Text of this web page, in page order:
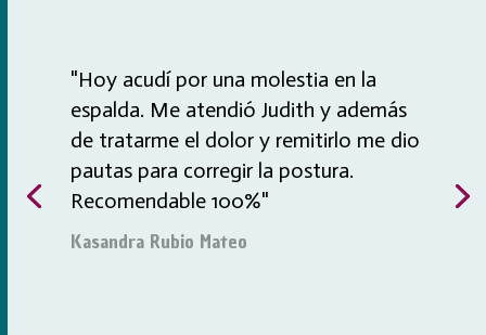
"Hoy acudí por una molestia en la
espalda. Me atendió Judith y además
de tratarme el dolor y remitirlo me dio
pautas para corregir la postura.
Recomendable 100%"
Kasandra Rubio Mateo